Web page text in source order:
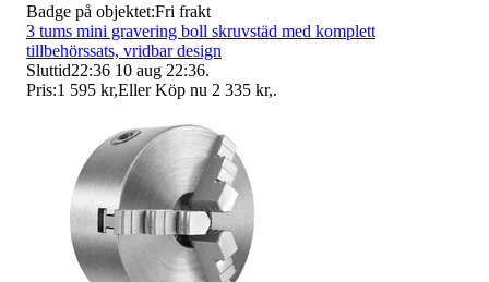
Badge på objektet:Fri frakt
3 tums mini gravering boll skruvstäd med komplett
tillbehörssats, vridbar design
Sluttid22:36 10 aug 22:36.
Pris:1 595 kr,Eller Köp nu 2 335 kr,.